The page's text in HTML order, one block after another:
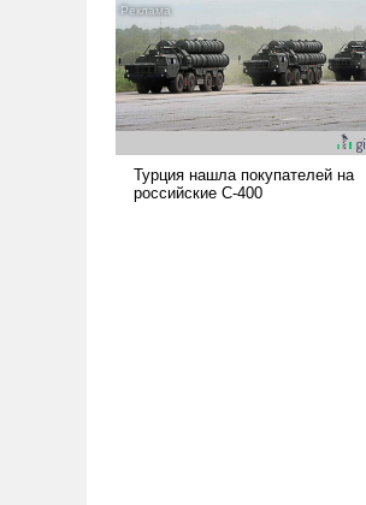
Сложившаяся ситуация
означает многолетний период
уязвимости США, например,
перед Китаем.